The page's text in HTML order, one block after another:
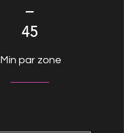
–
45
Min par zone